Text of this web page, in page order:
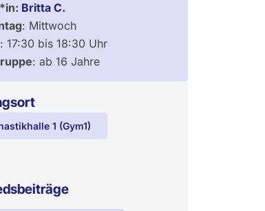
Britta C.
: Mittwoch
:17:30 bis18:30 Uhr
:ab 16 Jahre
1 (Gym1)